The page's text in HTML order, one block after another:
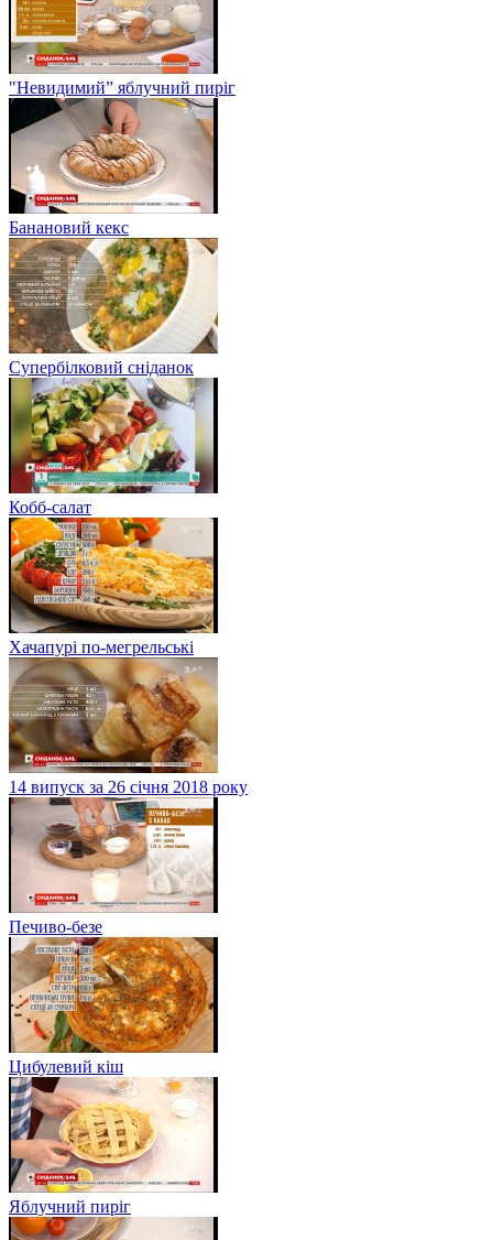
"Невидимий” яблучний пиріг
Банановий кекс
Супербілковий сніданок
Кобб-салат
Хачапурі по-мегрельські
14 випуск за 26 січня 2018 року
Печиво-безе
Цибулевий кіш
Яблучний пиріг